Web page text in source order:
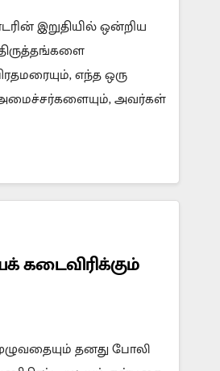
இறுதியில் ஒன்றிய
எந்த ஒரு
அமைச்சர்களையும், அவர்கள்
கடைவிரிக்கும்
தனது போலி